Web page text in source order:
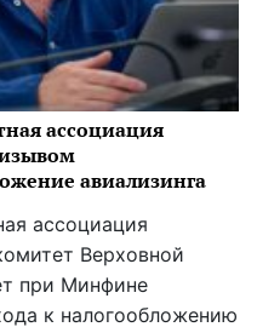
ассоциация
авиализинга
ассоциация
Верховной
при Минфине
к налогообложению